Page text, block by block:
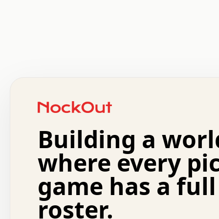
.   +   .   .   o   .   .   .   .   .   .   :   .
.   .   .   o   .   .   .   .   .   .   .   .   x   .
.   .   .   .   +   .   .   .   .   .   .   .   +
.   :   .   .   .   .   .   .   .   .   o   .   .
.   .   .   x   .   .   .   .   .   .   :   .   .   o
.   .   .   .   :   .   .   .   .   o   .   .   .
+   .   .   :   .   .   .   .   .   .   .   .   .
.   .   .   .   .   .   .   :   .   .   .   .   .
.   .   .   .   .   .   .   +   .   .   x   .   .
.   .   .   .   .   :   +   .   .   .   .   .   o
Building a
where every
game has a full
roster.